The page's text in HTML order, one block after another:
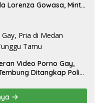
Lorenza Gowasa, Minta
Video Porno Gay,
Ditangkap Polisi